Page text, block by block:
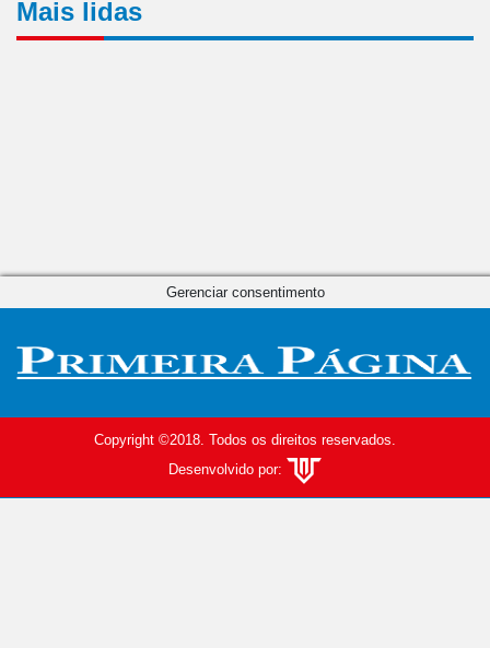
Mais lidas
Copyright ©2018. Todos os direitos reservados.
Desenvolvido por:
Gerenciar consentimento